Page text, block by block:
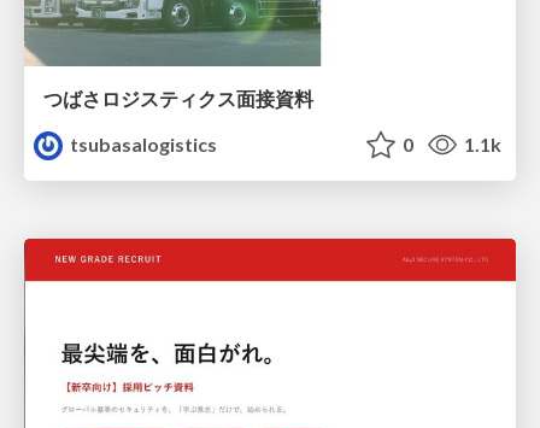
つばさロジスティクス面接資料
tsubasalogistics
0 1.1k